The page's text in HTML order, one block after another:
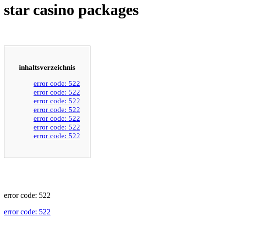
star casino packages
inhaltsverzeichnis
error code: 522
error code: 522
error code: 522
error code: 522
error code: 522
error code: 522
error code: 522
error code: 522
error code: 522